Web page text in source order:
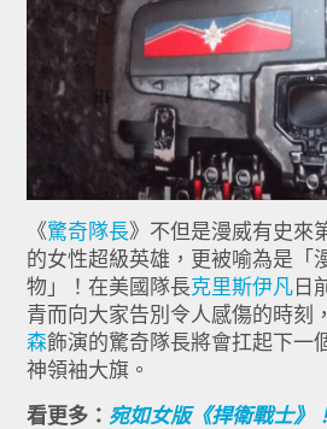
《驚奇隊長》不但是漫威有史來
的女性超級英雄，更被喻為是「
物」！在美國隊長克里斯伊凡日
青而向大家告別令人感傷的時刻
森飾演的驚奇隊長將會扛起下一
神領袖大旗。
看更多： 宛如女版《捍衛戰士》